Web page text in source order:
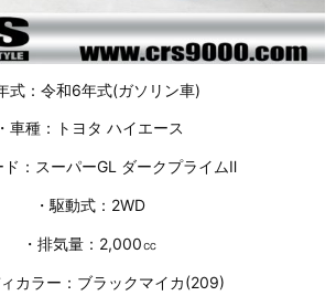
式：令和6年式(ガソリン車)
・車種：トヨタ ハイエース
ド：スーパーGL ダークプライムⅡ
・駆動式：2WD
・排気量：2,000㏄
ィカラー：ブラックマイカ(209)